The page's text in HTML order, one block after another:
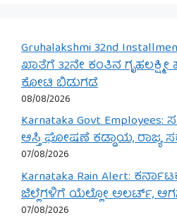
Gruhalakshmi 32nd
ಖಾತೆಗೆ 32ನೇ ಕಂತಿನ ಗೃಹಲಕ್ಷ್ಮೀ
ಕೋಟಿ ಬಿಡುಗಡೆ
08/08/2026
Karnataka Govt
ಆಸ್ತಿ ಘೋಷಣೆ ಕಡ್ಡಾಯ, ರಾಜ್ಯ
07/08/2026
Karnataka Rain Alert:
ಜಿಲ್ಲೆಗಳಿಗೆ ಯೆಲ್ಲೋ ಅಲರ್ಟ್,
07/08/2026